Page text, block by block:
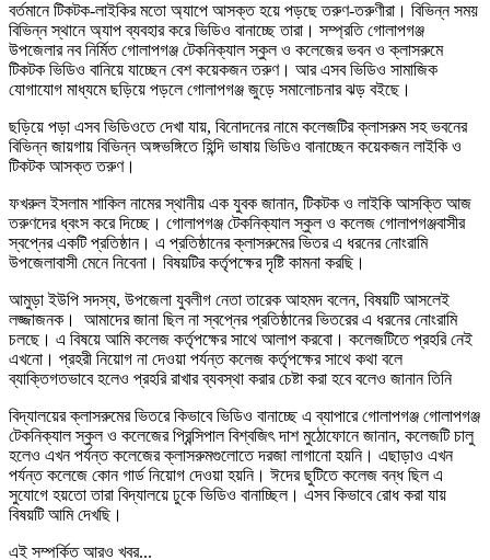
বর্তমানে টিকটক-লাইকির মতো অ্যাপে আসক্ত হয়ে পড়ছে তরুণ-তরুণীরা। বিভিন্ন সময়
বিভিন্ন স্থানে অ্যাপ ব্যবহার করে ভিডিও বানাচ্ছে তারা। সম্প্রতি গোলাপগঞ্জ
উপজেলার নব নির্মিত গোলাপগঞ্জ টেকনিক্যাল স্কুল ও কলেজের ভবন ও ক্লাসরুমে
টিকটক ভিডিও বানিয়ে যাচ্ছেন বেশ কয়েকজন তরুণ। আর এসব ভিডিও সামাজিক
যোগাযোগ মাধ্যমে ছড়িয়ে পড়লে গোলাপগঞ্জ জুড়ে সমালোচনার ঝড় বইছে।
ছড়িয়ে পড়া এসব ভিডিওতে দেখা যায়, বিনোদনের নামে কলেজটির ক্লাসরুম সহ ভবনের
বিভিন্ন জায়গায় বিভিন্ন অঙ্গভঙ্গিতে হিন্দি ভাষায় ভিডিও বানাচ্ছেন কয়েকজন লাইকি ও
টিকটক আসক্ত তরুণ।
ফখরুল ইসলাম শাকিল নামের স্থানীয় এক যুবক জানান, টিকটক ও লাইকি আসক্তি আজ
তরুণদের ধ্বংস করে দিচ্ছে। গোলাপগঞ্জ টেকনিক্যাল স্কুল ও কলেজ গোলাপগঞ্জবাসীর
স্বপ্নের একটি প্রতিষ্ঠান। এ প্রতিষ্ঠানের ক্লাসরুমের ভিতর এ ধরনের নোংরামি
উপজেলাবাসী মেনে নিবেনা। বিষয়টির কর্তৃপক্ষের দৃষ্টি কামনা করছি।
আমুড়া ইউপি সদস্য, উপজেলা যুবলীগ নেতা তারেক আহমদ বলেন, বিষয়টি আসলেই
লজ্জাজনক। আমাদের জানা ছিল না স্বপ্নের প্রতিষ্ঠানের ভিতরের এ ধরনের নোংরামি
চলছে। এ বিষয়ে আমি কলেজ কর্তৃপক্ষের সাথে আলাপ করবো। কলেজটিতে প্রহরি নেই
এখনো। প্রহরী নিয়োগ না দেওয়া পর্যন্ত কলেজ কর্তৃপক্ষের সাথে কথা বলে
ব্যাক্তিগতভাবে হলেও প্রহরি রাখার ব্যবস্থা করার চেষ্টা করা হবে বলেও জানান তিনি
বিদ্যালয়ের ক্লাসরুমের ভিতরে কিভাবে ভিডিও বানাচ্ছে এ ব্যাপারে গোলাপগঞ্জ গোলাপগঞ্জ
টেকনিক্যাল স্কুল ও কলেজের প্রিন্সিপাল বিশ্বজিৎ দাশ মুঠোফোনে জানান, কলেজটি চালু
হলেও এখন পর্যন্ত কলেজের ক্লাসরুমগুলোতে দরজা লাগানো হয়নি। এছাড়াও এখন
পর্যন্ত কলেজে কোন গার্ড নিয়োগ দেওয়া হয়নি। ঈদের ছুটিতে কলেজ বন্ধ ছিল এ
সুযোগে হয়তো তারা বিদ্যালয়ে ঢুকে ভিডিও বানাচ্ছিল। এসব কিভাবে রোধ করা যায়
বিষয়টি আমি দেখছি।
এই সম্পর্কিত আরও খবর...